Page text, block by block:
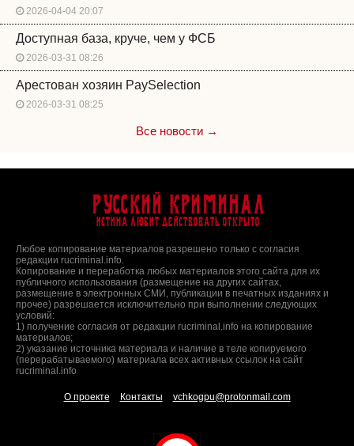
2026-04-04 20:07
Доступная база, круче, чем у ФСБ
2026-03-31 08:26
Арестован хозяин PaySelection
2026-03-31 08:25
Все новости →
Русский Криминал
Истина любит действовать открыто
Любое копирование материалов разрешено только с согласия
редакции rucriminal.info.
Копирование и переработка любых материалов этого сайта для их
публичного использования (размещение на других сайтах,
размещение в электронных СМИ, публикации в печатных изданиях и
прочее) разрешается исключительно при выполнении следующих
условий:
1) получение согласия от редакции rucriminal.info на копирование
материалов;
2) указание источника материала и наличие в теле копируемого
(перерабатываемого) материала всех активных ссылок на сайт
rucriminal.info
О проекте Контакты vchkogpu@protonmail.com